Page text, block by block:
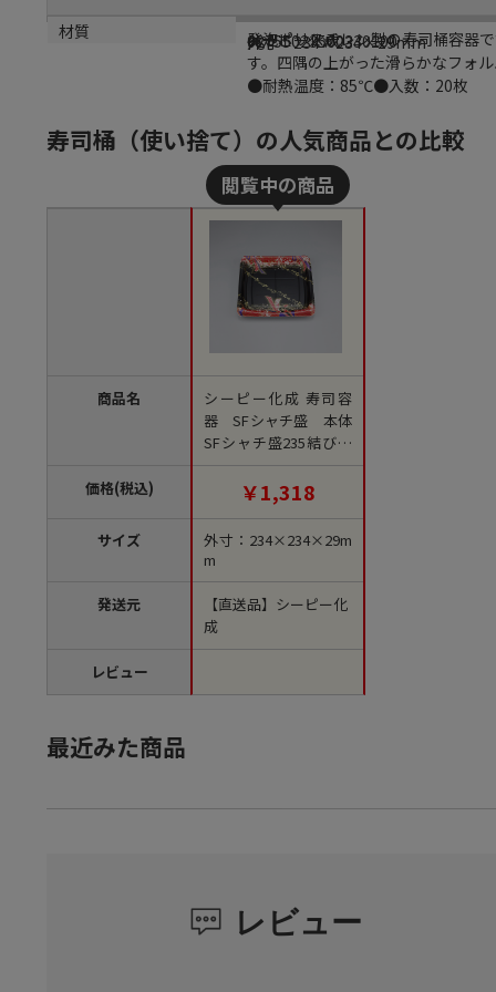
商品説明
発泡ポリスチレン製の寿司桶容器
す。四隅の上がった滑らかなフォ
●耐熱温度：85℃●入数：20枚
メーカー名
シーピー化成
メーカー品番
02755023500330100
サイズ
外寸：234×234×29mm
材質
PSP
寿司桶（使い捨て）の人気商品との比較
商品名
価格(税込)
サイズ
発送元
レビュー
シーピー化成 寿司容
器 SFシャチ盛 本体
SFシャチ盛235結び舞
赤本体 結び舞赤 20枚/
袋（ご注文単位18袋）
【直送品】
￥1,318
外寸：234×234×29m
m
【直送品】シーピー化
成
最近みた商品
レビュー